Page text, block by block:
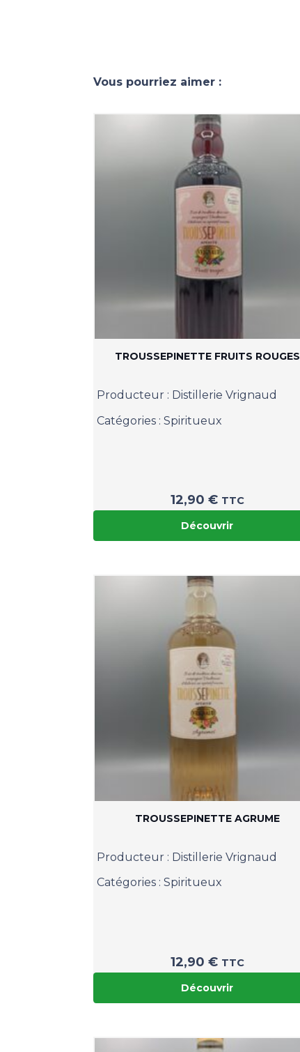
Vous pourriez aimer :
TROUSSEPINETTE FRUITS ROUGES
Producteur : Distillerie Vrignaud
Catégories :Spiritueux
12,90 € TTC
Découvrir
TROUSSEPINETTE AGRUME
Producteur : Distillerie Vrignaud
Catégories :Spiritueux
12,90 € TTC
Découvrir